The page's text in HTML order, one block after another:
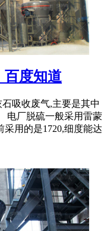
百度知道
吸收废气,主要是其中
电厂脱硫一般采用雷蒙
用的是1720,细度能达